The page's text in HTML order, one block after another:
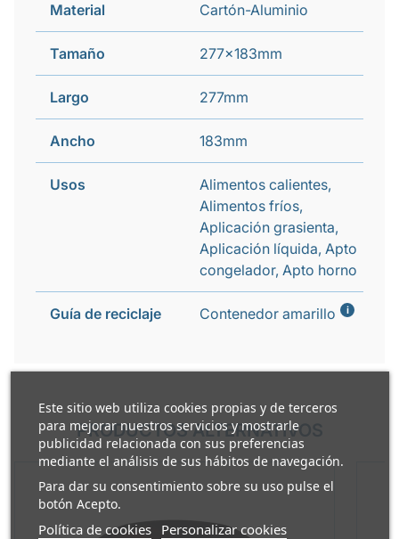
Este sitio web utiliza cookies propias y de terceros
para mejorar nuestros servicios y mostrarle
publicidad relacionada con sus preferencias
mediante el análisis de sus hábitos de navegación.
Para dar su consentimiento sobre su uso pulse el
botón Acepto.
Política de cookies Personalizar cookies
Material Cartón-Aluminio
Tamaño 277x183mm
Largo 277mm
Ancho 183mm
Usos
Alimentos calientes,
Alimentos fríos,
Aplicación grasienta,
Aplicación líquida, Apto
congelador, Apto horno
Guía de reciclaje Contenedor amarillo i
PRODUCTOS ALTERNATIVOS